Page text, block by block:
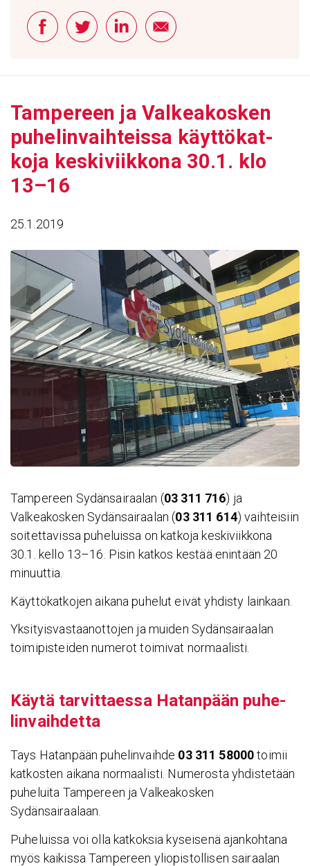
Tampe­reen ja Valkea­kosken
puhe­lin­vaih­teissa käyt­tö­kat­
koja keski­viik­kona 30.1. klo
13–16
25.1.2019
Tampereen Sydänsairaalan (03 311 716) ja
Valkeakosken Sydänsairaalan (03 311 614) vaihteisiin
soitettavissa puheluissa on katkoja keskiviikkona
30.1. kello 13–16. Pisin katkos kestää enintään 20
minuuttia.
Käyttökatkojen aikana puhelut eivät yhdisty lainkaan.
Yksityisvastaanottojen ja muiden Sydänsairaalan
toimipisteiden numerot toimivat normaalisti.
Käytä tarvit­taessa Hatan­pään puhe­
lin­vaih­detta
Tays Hatanpään puhelinvaihde 03 311 58000toimii
katkosten aikana normaalisti. Numerosta yhdistetään
puheluita Tampereen ja Valkeakosken
Sydänsairaalaan.
Puheluissa voi olla katkoksia kyseisenä ajankohtana
myös kaikissa Tampereen yliopistollisen sairaalan